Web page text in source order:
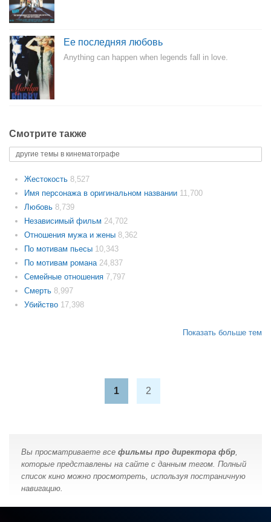
Ее последняя любовь
Anything can happen when legends fall in love.
Смотрите также
другие темы в кинематографе
Жестокость 8,527
Имя персонажа в оригинальном названии 11,700
Любовь 8,739
Независимый фильм 24,702
Отношения мужа и жены 8,362
По мотивам пьесы 10,343
По мотивам романа 24,837
Семейные отношения 7,797
Смерть 8,997
Убийство 17,398
Показать больше тем
1 2
Вы просматриваете все фильмы про директора фбр,
которые представлены на сайте с данным тегом. Полный
список кино можно просмотреть, используя постраничную
навигацию.